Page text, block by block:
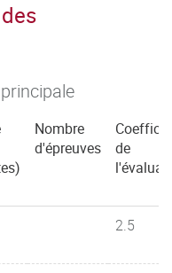
Nombre
d'épreuves
de
2.5